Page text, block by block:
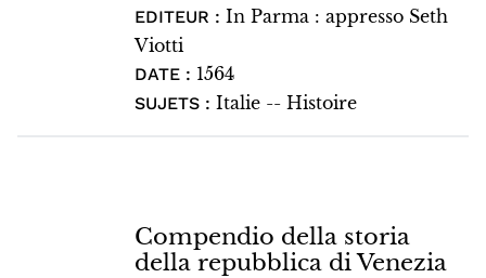
EDITEUR : In Parma : appresso Seth
Viotti
DATE : 1564
SUJETS : Italie -- Histoire
Compendio della storia
della repubblica di Venezia